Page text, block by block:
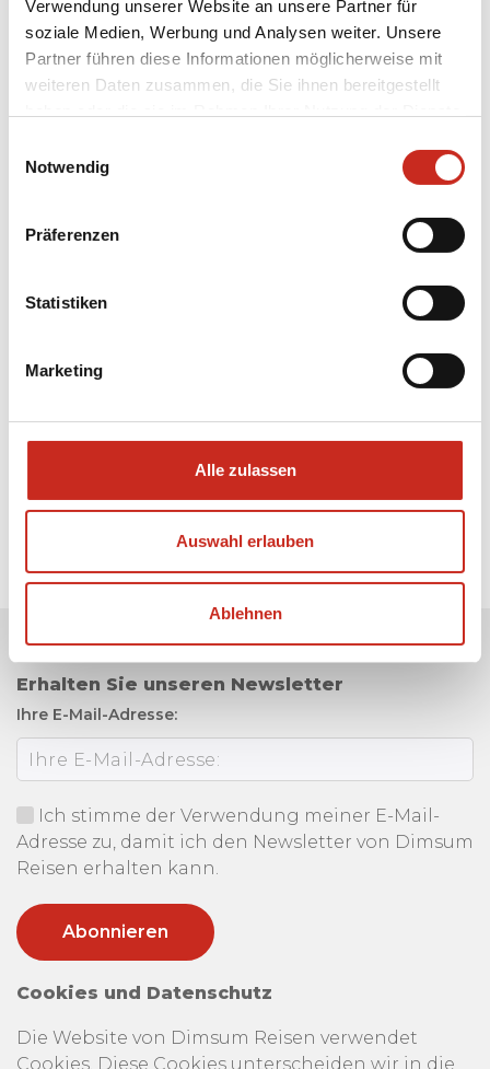
Verwendung unserer Website an unsere Partner für
soziale Medien, Werbung und Analysen weiter. Unsere
Partner führen diese Informationen möglicherweise mit
weiteren Daten zusammen, die Sie ihnen bereitgestellt
Notwendig
Präferenzen
Statistiken
Marketing
Alle zulassen
Auswahl erlauben
Ablehnen
Lieber direkt Kontakt mit
Erhalten Sie unseren Newsletter
Ihre E-Mail-Adresse:
Ich stimme der Verwendung meiner E-Mail-
Adresse zu, damit ich den Newsletter von Dimsum
Reisen erhalten kann.
Cookies und Datenschutz
Die Website von Dimsum Reisen verwendet
Cookies. Diese Cookies unterscheiden wir in die